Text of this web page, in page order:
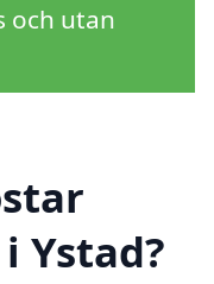
och utan
Ystad?